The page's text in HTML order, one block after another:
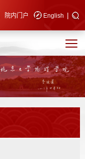
院内门户 English |